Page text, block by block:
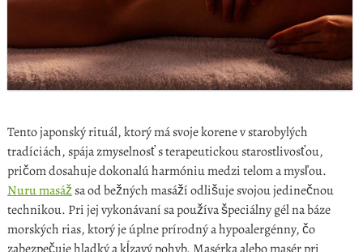
Tento japonský rituál, ktorý má svoje korene v starobylých
tradíciách, spája zmyselnosť s terapeutickou starostlivosťou,
pričom dosahuje dokonalú harmóniu medzi telom a mysľou.
Nuru masážsa od bežných masáží odlišuje svojou jedinečnou
technikou. Pri jej vykonávaní sa používa špeciálny gél na báze
morských rias, ktorý je úplne prírodný a hypoalergénny, čo